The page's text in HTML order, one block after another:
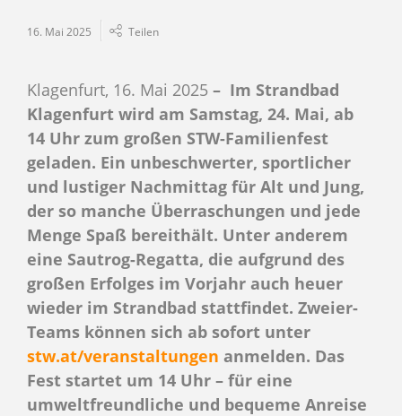
16. Mai 2025 Teilen
Klagenfurt, 16. Mai 2025 – Im Strandbad
Klagenfurt wird am Samstag, 24. Mai, ab
14 Uhr zum großen STW-Familienfest
geladen. Ein unbeschwerter, sportlicher
und lustiger Nachmittag für Alt und Jung,
der so manche Überraschungen und jede
Menge Spaß bereithält. Unter anderem
eine Sautrog-Regatta, die aufgrund des
großen Erfolges im Vorjahr auch heuer
wieder im Strandbad stattfindet. Zweier-
Teams können sich ab sofort unter
stw.at/veranstaltungen anmelden. Das
Fest startet um 14 Uhr – für eine
umweltfreundliche und bequeme Anreise